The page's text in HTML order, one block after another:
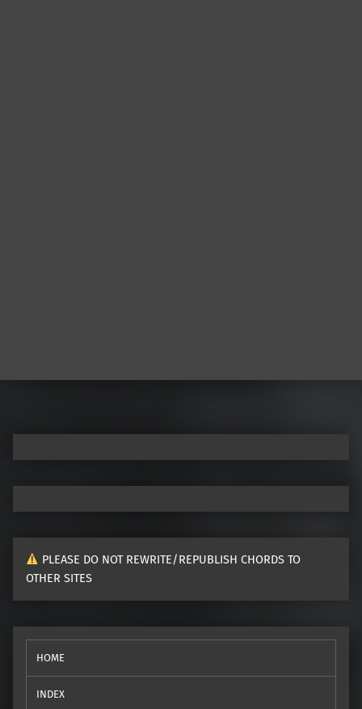
PLEASE DO NOT REWRITE/REPUBLISH CHORDS TO
OTHER SITES
HOME
INDEX